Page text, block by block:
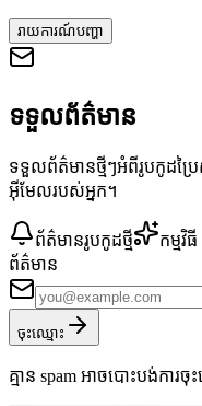
រាយការណ៍បញ្ហា
ទទួលព័ត៌មាន
ទទួលព័ត៌មានថ្មីៗអំពីរូបកូដប្រ
អ៊ីមែលរបស់អ្នក។
ព័ត៌មានរូបកូដថ្មី កម្មវិ
ព័ត៌មាន
ចុះឈ្មោះ
គ្មាន spam អាចបោះបង់ការ